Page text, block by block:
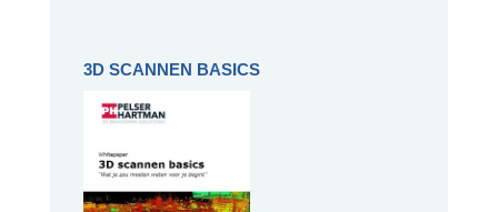
3D SCANNEN BASICS